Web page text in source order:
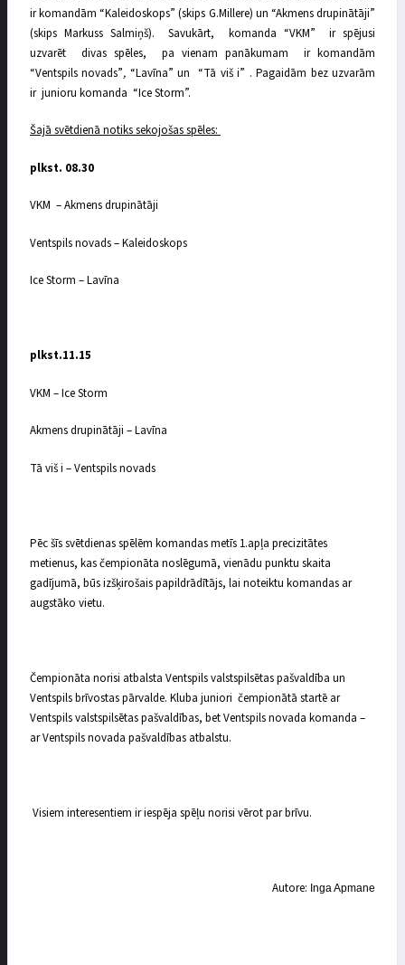
ir komandām “Kaleidoskops” (skips G.Millere) un “Akmens drupinātāji”
(skips Markuss Salmiņš). Savukārt, komanda “VKM” ir spējusi
uzvarēt divas spēles, pa vienam panākumam ir komandām
“Ventspils novads”, “Lavīna” un “Tā viš i” . Pagaidām bez uzvarām
ir junioru komanda “Ice Storm”.
Šajā svētdienā notiks sekojošas spēles:
plkst. 08.30
VKM – Akmens drupinātāji
Ventspils novads – Kaleidoskops
Ice Storm – Lavīna
plkst.11.15
VKM – Ice Storm
Akmens drupinātāji – Lavīna
Tā viš i – Ventspils novads
Pēc šīs svētdienas spēlēm komandas metīs 1.apļa precizitātes
metienus, kas čempionāta noslēgumā, vienādu punktu skaita
gadījumā, būs izšķirošais papildrādītājs, lai noteiktu komandas ar
augstāko vietu.
Čempionāta norisi atbalsta Ventspils valstspilsētas pašvaldība un
Ventspils brīvostas pārvalde. Kluba juniori čempionātā startē ar
Ventspils valstspilsētas pašvaldības, bet Ventspils novada komanda –
ar Ventspils novada pašvaldības atbalstu.
Visiem interesentiem ir iespēja spēļu norisi vērot par brīvu.
Autore: Inga Apmane